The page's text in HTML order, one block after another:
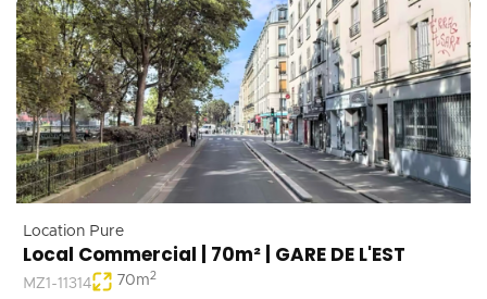
Location Pure
Local Commercial | 70m² | GARE DE L'EST
MZ1-11314 70m2